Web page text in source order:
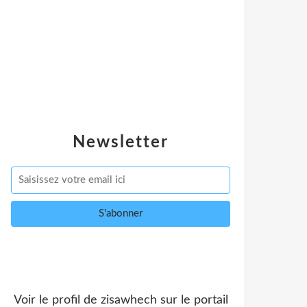
Newsletter
Voir le profil de zisawhech sur le portail